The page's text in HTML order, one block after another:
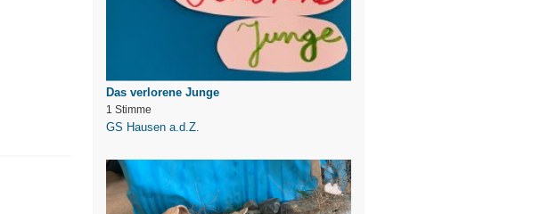
Das verlorene Junge
1 Stimme
GS Hausen a.d.Z.